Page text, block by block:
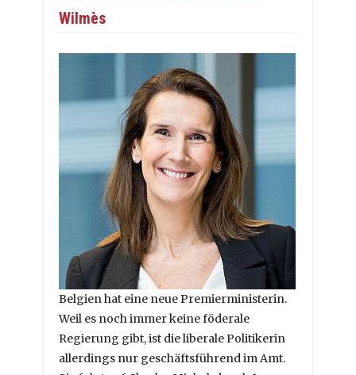
Wilmès
Belgien hat eine neue Premierministerin.
Weil es noch immer keine föderale
Regierung gibt, ist die liberale Politikerin
allerdings nur geschäftsführend im Amt.